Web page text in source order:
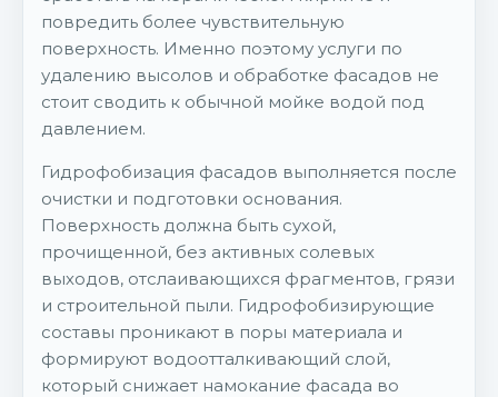
повредить более чувствительную
поверхность. Именно поэтому услуги по
удалению высолов и обработке фасадов не
стоит сводить к обычной мойке водой под
давлением.
Гидрофобизация фасадов выполняется после
очистки и подготовки основания.
Поверхность должна быть сухой,
прочищенной, без активных солевых
выходов, отслаивающихся фрагментов, грязи
и строительной пыли. Гидрофобизирующие
составы проникают в поры материала и
формируют водоотталкивающий слой,
который снижает намокание фасада во